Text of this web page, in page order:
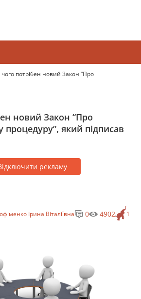
потрібен новий Закон “Про
новий Закон “Про
процедуру”, який підписав
рекламу
Ірина Віталіївна 1
0 4902